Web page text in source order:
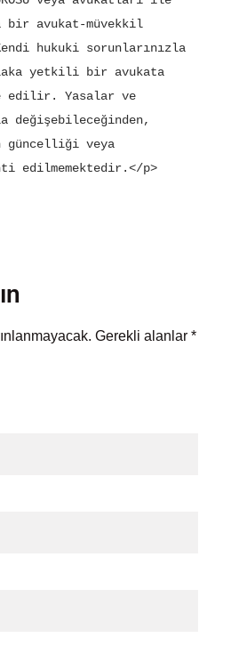
bir avukat-müvekkil
hukuki sorunlarınızla
yetkili bir avukata
edilir. Yasalar ve
değişebileceğinden,
veya
edilmemektedir.</p>
Gerekli alanlar *